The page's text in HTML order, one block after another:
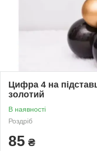
Цифра 4 на
золотий
В наявності
Роздріб
85 ₴